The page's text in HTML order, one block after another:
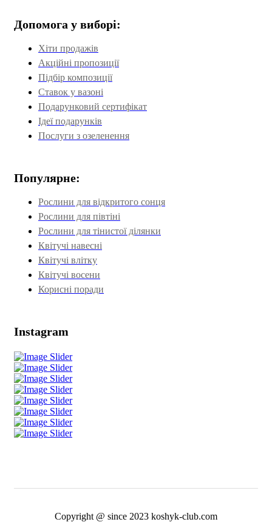
Допомога у виборі:
Хіти продажів
Акційні пропозиції
Підбір композиції
Ставок у вазоні
Подарунковий сертифікат
Ідеї подарунків
Послуги з озеленення
Популярне:
Рослини для відкритого сонця
Рослини для півтіні
Рослини для тінистої ділянки
Квітучі навесні
Квітучі влітку
Квітучі восени
Корисні поради
Instagram
Copyright @ since 2023 koshyk-club.com